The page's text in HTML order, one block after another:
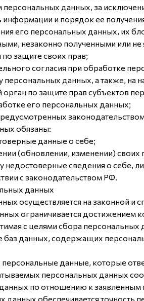
данных, за
и порядок ее
его персональных данных, их
незаконно полученными или
защите своих прав;
согласия при обработке
персональных данных, а также,
по защите прав субъектов
его персональных данных;
обязаны:
данные о себе;
(обновлении, изменении)
сведения о себе,
с законодательством РФ.
данных
осуществляется на законной и
ограничивается достижением
с целями сбора персональных
баз данных, содержащих
данные, которые
персональных данных
по отношению к заявленным
обеспечивается точность